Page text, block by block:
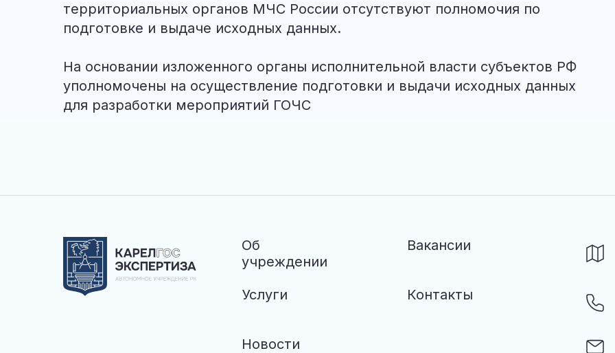
территориальных органов МЧС России отсутствуют полномочия по
подготовке и выдаче исходных данных.
На основании изложенного органы исполнительной власти субъектов РФ
уполномочены на осуществление подготовки и выдачи исходных данных
для разработки мероприятий ГОЧС
Об
учреждении
Услуги
Новости
Вакансии
Контакты